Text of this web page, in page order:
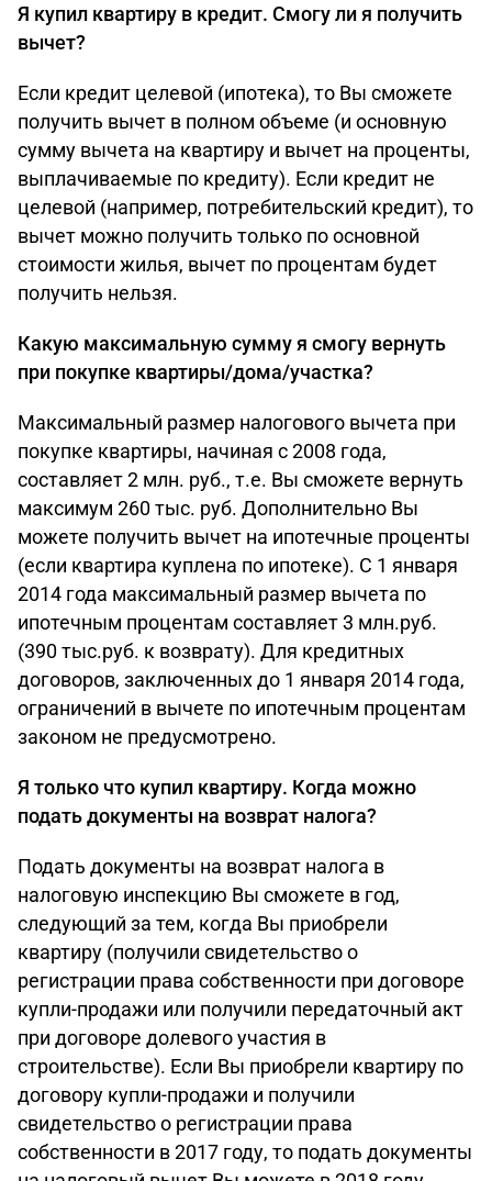
Я купил квартиру в кредит. Смогу ли я получить
вычет?
Если кредит целевой (ипотека), то Вы сможете
получить вычет в полном объеме (и основную
сумму вычета на квартиру и вычет на проценты,
выплачиваемые по кредиту). Если кредит не
целевой (например, потребительский кредит), то
вычет можно получить только по основной
стоимости жилья, вычет по процентам будет
получить нельзя.
Какую максимальную сумму я смогу вернуть
при покупке квартиры/дома/участка?
Максимальный размер налогового вычета при
покупке квартиры, начиная с 2008 года,
составляет 2 млн. руб., т.е. Вы сможете вернуть
максимум 260 тыс. руб. Дополнительно Вы
можете получить вычет на ипотечные проценты
(если квартира куплена по ипотеке). С 1 января
2014 года максимальный размер вычета по
ипотечным процентам составляет 3 млн.руб.
(390 тыс.руб. к возврату). Для кредитных
договоров, заключенных до 1 января 2014 года,
ограничений в вычете по ипотечным процентам
законом не предусмотрено.
Я только что купил квартиру. Когда можно
подать документы на возврат налога?
Подать документы на возврат налога в
налоговую инспекцию Вы сможете в год,
следующий за тем, когда Вы приобрели
квартиру (получили свидетельство о
регистрации права собственности при договоре
купли-продажи или получили передаточный акт
при договоре долевого участия в
строительстве). Если Вы приобрели квартиру по
договору купли-продажи и получили
свидетельство о регистрации права
собственности в 2017 году, то подать документы